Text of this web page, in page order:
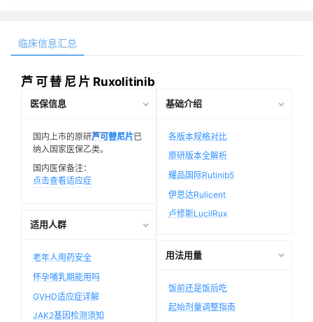
临床信息汇总
芦 可 替 尼 片 Ruxolitinib
医保信息
国内上市的原研芦可替尼片已
纳入国家医保乙类。
国内医保备注：
点击查看适应症
适用人群
老年人用药安全
怀孕哺乳期能用吗
GVHD适应症详解
JAK2基因检测须知
基础介绍
各版本规格对比
原研版本全解析
耀品国际Rutinib5
伊思达Rulicent
卢修斯LucilRux
用法用量
饭前还是饭后吃
起始剂量调整指南